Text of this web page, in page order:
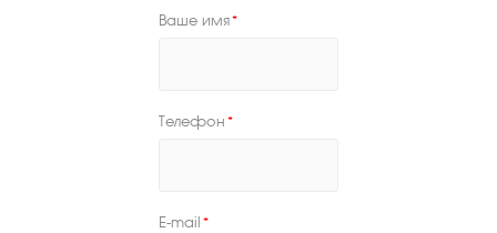
Ваше имя*
Телефон *
E-mail *